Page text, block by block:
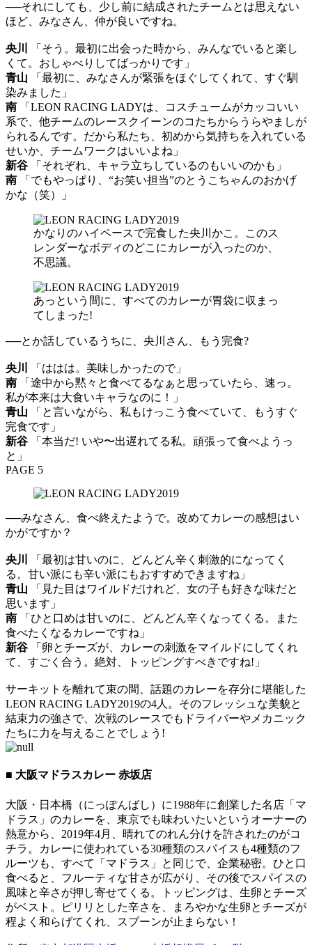
──それにしても、少し前に結成されたチームとは思えない
ほど、みなさん、仲が良いですね。
央川
「そう。最初に出会った時から、みんなでいると楽し
くて。おしゃべりしてばっかりです」
青山 「最初に、みなさんが緊張をほぐしてくれて、すぐ馴
染みました」
南 「LEON RACING LADYは、コスチュームがカッコいい
系で、他チームのレースクイーンのコたちからうらやましが
られるんです。だから私たち、初めから気持ちを入れている
せいか、チームワークはいいよね」
新谷 「それぞれ、キャラ立ちしているのもいいのかも」
南 「でもやっぱり、“お笑い担当”のとうこちゃんのおかげ
かな（笑）」
かなりのハイペースで完食した央川かこ。このス
レンダーなボディのどこにカレーが入ったのか、
不思議。
あっという間に、すべてのカレーが胃袋に収まっ
てしまった!
──とか話しているうちに、央川さん、もう完食?
央川
「ははは。美味しかったので」
南 「途中から黙々と食べてるなぁと思っていたら、速っ。
私が本来は大食いキャラなのに！」
青山 「と言いながら、私もけっこう食べていて、もうすぐ
完食です」
新谷 「本当だ! いや〜出遅れてる私。頑張って食べようっ
と」
PAGE 5
──みなさん、食べ終えたようで。改めてカレーの感想はい
かがですか？
央川
「最初は甘いのに、どんどん辛く刺激的になってく
る。甘い派にも辛い派にもおすすめできますね」
青山 「見た目はワイルドだけれど、女の子も好きな味だと
思います」
南
「ひと口めは甘いのに、どんどん辛くなってくる。また
食べたくなるカレーですね」
新谷 「卵とチーズが、カレーの刺激をマイルドにしてくれ
て、すごく合う。絶対、トッピングすべきですね!」
サーキットを離れて束の間、話題のカレーを存分に堪能した
LEON RACING LADY2019の4人。そのフレッシュな美貌と
結束力の強さで、次戦のレースでもドライバーやメカニック
たちに力を与えることでしょう!
■ 大阪マドラスカレー 赤坂店
大阪・日本橋（にっぽんばし）に1988年に創業した名店「マ
ドラス」のカレーを、東京でも味わいたいというオーナーの
熱意から、2019年4月、晴れてのれん分けを許されたのがコ
チラ。カレーに使われている30種類のスパイスも4種類のフ
ルーツも、すべて「マドラス」と同じで、企業秘密。ひと口
食べると、フルーティな甘さが広がり、その後でスパイスの
風味と辛さが押し寄せてくる。トッピングは、生卵とチーズ
がベスト。ピリリとした辛さを、まろやかな生卵とチーズが
程よく和らげてくれ、スプーンが止まらない！